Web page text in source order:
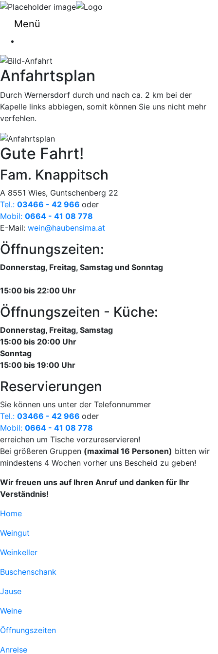
Menü
Anfahrtsplan
Durch Wernersdorf durch und nach ca. 2 km bei der
Kapelle links abbiegen, somit können Sie uns nicht mehr
verfehlen.
Gute Fahrt!
Fam. Knappitsch
A 8551 Wies, Guntschenberg 22
Tel.: 03466 - 42 966 oder
Mobil: 0664 - 41 08 778
E-Mail: wein@haubensima.at
Öffnungszeiten:
Donnerstag, Freitag, Samstag und Sonntag
15:00 bis 22:00 Uhr
Öffnungszeiten - Küche:
Donnerstag, Freitag, Samstag
15:00 bis 20:00 Uhr
Sonntag
15:00 bis 19:00 Uhr
Reservierungen
Sie können uns unter der Telefonnummer
Tel.: 03466 - 42 966 oder
Mobil: 0664 - 41 08 778
erreichen um Tische vorzureservieren!
Bei größeren Gruppen (maximal 16 Personen) bitten wir
mindestens 4 Wochen vorher uns Bescheid zu geben!
Wir freuen uns auf Ihren Anruf und danken für Ihr
Verständnis!
Home
Weingut
Weinkeller
Buschenschank
Jause
Weine
Öffnungszeiten
Anreise